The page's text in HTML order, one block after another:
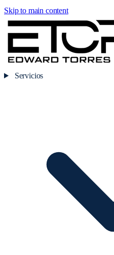
Skip to main content
Servicios